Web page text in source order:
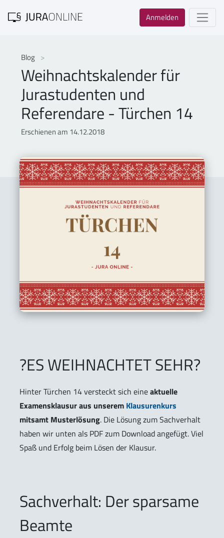
Anmelden
Blog
Weihnachtskalender für
Jurastudenten und
Referendare - Türchen 14
Erschienen am 14.12.2018
?ES WEIHNACHTET SEHR?
Hinter Türchen 14 versteckt sich eineaktuelle
Examensklausur aus unserem Klausurenkurs
mitsamt Musterlösung. Die Lösung zum Sachverhalt
haben wir unten als PDF zum Download angefügt. Viel
Spaß und Erfolg beim Lösen der Klausur.
Sachverhalt: Der sparsame
Beamte